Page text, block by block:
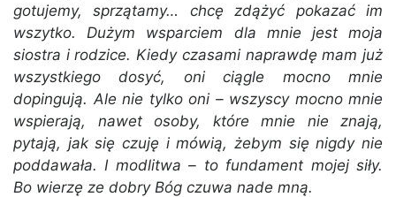
gotujemy, sprzątamy… chcę zdążyć pokazać im
wszytko. Dużym wsparciem dla mnie jest moja
siostra i rodzice. Kiedy czasami naprawdę mam już
wszystkiego dosyć, oni ciągle mocno mnie
dopingują. Ale nie tylko oni – wszyscy mocno mnie
wspierają, nawet osoby, które mnie nie znają,
pytają, jak się czuję i mówią, żebym się nigdy nie
poddawała. I modlitwa – to fundament mojej siły.
Bo wierzę ze dobry Bóg czuwa nade mną.